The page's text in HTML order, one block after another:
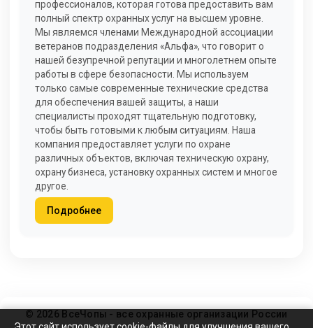
профессионалов, которая готова предоставить вам
полный спектр охранных услуг на высшем уровне.
Мы являемся членами Международной ассоциации
ветеранов подразделения «Альфа», что говорит о
нашей безупречной репутации и многолетнем опыте
работы в сфере безопасности. Мы используем
только самые современные технические средства
для обеспечения вашей защиты, а наши
специалисты проходят тщательную подготовку,
чтобы быть готовыми к любым ситуациям. Наша
компания предоставляет услуги по охране
различных объектов, включая техническую охрану,
охрану бизнеса, установку охранных систем и многое
другое.
Подробнее
© 2026 ВсеЧопы - все охранные организации России